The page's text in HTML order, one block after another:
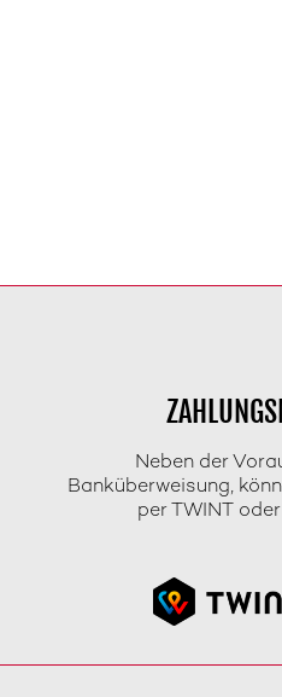
Neben der
Banküberweisung,
per TWINT